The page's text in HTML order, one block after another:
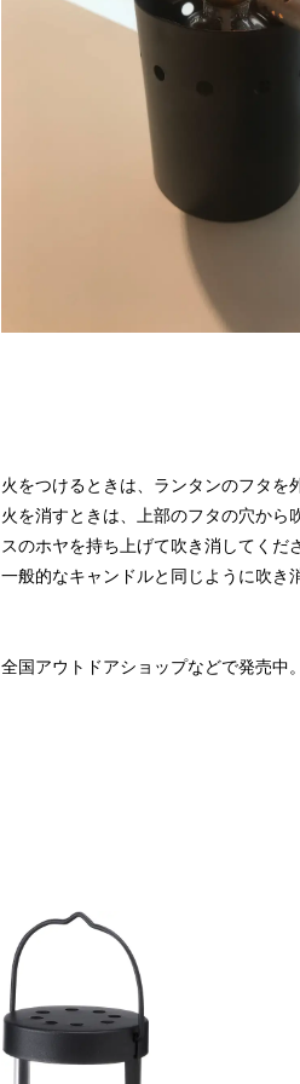
火をつけるときは、ランタンのフタを
火を消すときは、上部のフタの穴から
スのホヤを持ち上げて吹き消してくだ
一般的なキャンドルと同じように吹き
全国アウトドアショップなどで発売中